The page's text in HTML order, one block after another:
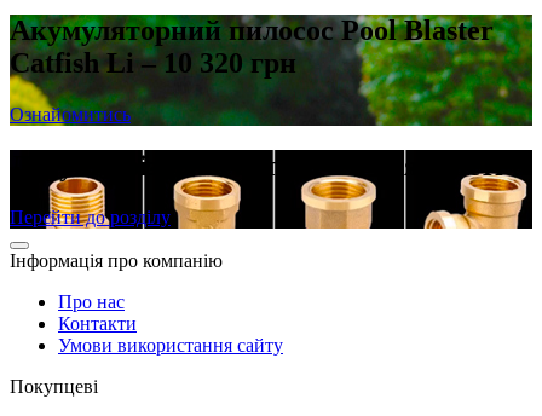
Акумуляторний пилосос Pool Blaster
Catfish Li – 10 320 грн
Ознайомитись
Латунні різьбові фітинги в наявності
Перейти до розділу
Інформація про компанію
Про нас
Контакти
Умови використання сайту
Покупцеві